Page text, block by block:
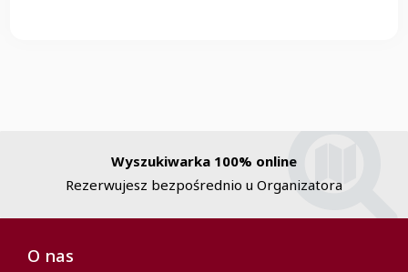
Wyszukiwarka 100% online
Rezerwujesz bezpośrednio u Organizatora
O nas